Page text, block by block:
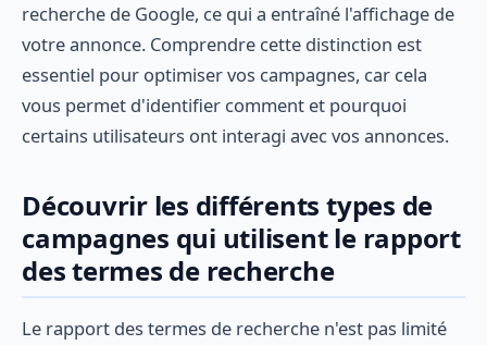
recherche de Google, ce qui a entraîné l'affichage de
votre annonce. Comprendre cette distinction est
essentiel pour optimiser vos campagnes, car cela
vous permet d'identifier comment et pourquoi
certains utilisateurs ont interagi avec vos annonces.
Découvrir les différents types de
campagnes qui utilisent le rapport
des termes de recherche
Le rapport des termes de recherche n'est pas limité